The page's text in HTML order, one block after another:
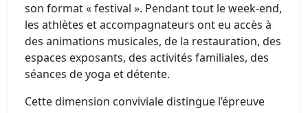
son format « festival ». Pendant tout le week-end,
les athlètes et accompagnateurs ont eu accès à
des animations musicales, de la restauration, des
espaces exposants, des activités familiales, des
séances de yoga et détente.
Cette dimension conviviale distingue l’épreuve